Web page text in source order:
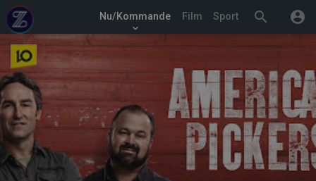
search account_circle
Nu/Kommande
keyboard_arrow_down
Film Sport